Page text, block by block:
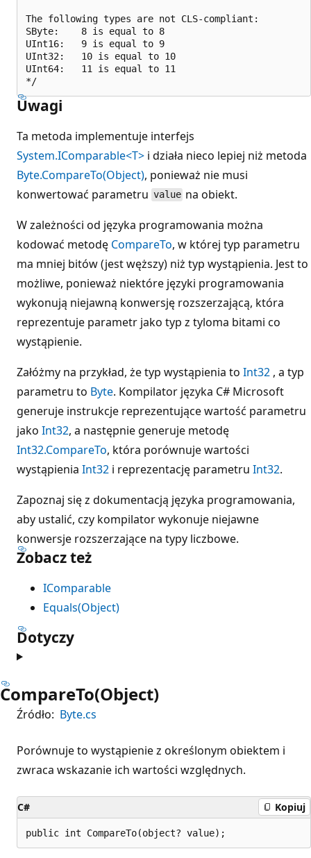
The following types are not CLS-compliant:
SByte:    8 is equal to 8
UInt16:   9 is equal to 9
UInt32:   10 is equal to 10
UInt64:   11 is equal to 11
Uwagi
Ta metoda implementuje interfejs
System.IComparable<T> i działa nieco lepiej niż metoda
Byte.CompareTo(Object), ponieważ nie musi
konwertować parametru value na obiekt.
W zależności od języka programowania można
kodować metodę CompareTo, w której typ parametru
ma mniej bitów (jest węższy) niż typ wystąpienia. Jest to
możliwe, ponieważ niektóre języki programowania
wykonują niejawną konwersję rozszerzającą, która
reprezentuje parametr jako typ z tyloma bitami co
wystąpienie.
Załóżmy na przykład, że typ wystąpienia to Int32 , a typ
parametru to Byte. Kompilator języka C# Microsoft
generuje instrukcje reprezentujące wartość parametru
jako Int32, a następnie generuje metodę
Int32.CompareTo, która porównuje wartości
wystąpienia Int32 i reprezentację parametru Int32.
Zapoznaj się z dokumentacją języka programowania,
aby ustalić, czy kompilator wykonuje niejawne
konwersje rozszerzające na typy liczbowe.
Zobacz też
IComparable
Equals(Object)
Dotyczy
CompareTo(Object)
Źródło: Byte.cs
Porównuje to wystąpienie z określonym obiektem i
zwraca wskazanie ich wartości względnych.
C# Kopiuj
public int CompareTo(object? value);